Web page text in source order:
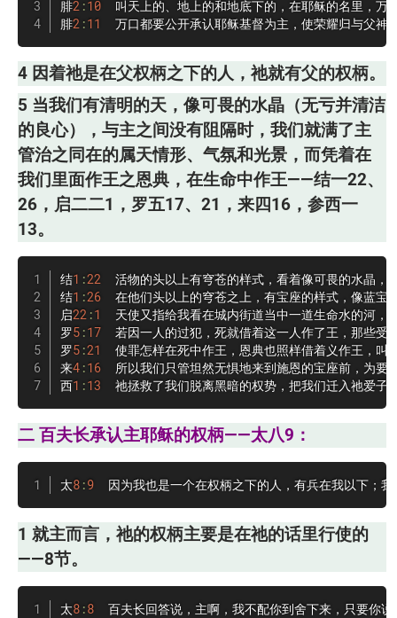
腓2 :10
叫天上的、地上的和地底下的，在耶稣的名里，万
腓2 :11
万口都要公开承认耶稣基督为主，使荣耀归与父神
4 因着祂是在父权柄之下的人，祂就有父的权柄。
5 当我们有清明的天，像可畏的水晶（无亏并清洁
的良心），与主之间没有阻隔时，我们就满了主
管治之同在的属天情形、气氛和光景，而凭着在
我们里面作王之恩典，在生命中作王——结一22、
26，启二二1，罗五17、21，来四16，参西一
13。
结1 :22
活物的头以上有穹苍的样式，看着像可畏的水晶，
结1 :26
在他们头以上的穹苍之上，有宝座的样式，像蓝宝
启22 :1
天使又指给我看在城内街道当中一道生命水的河，
罗5 :17
若因一人的过犯，死就借着这一人作了王，那些受
罗5 :21
使罪怎样在死中作王，恩典也照样借着义作王，叫
来4 :16
所以我们只管坦然无惧地来到施恩的宝座前，为要
西1 :13
祂拯救了我们脱离黑暗的权势，把我们迁入祂爱子
二 百夫长承认主耶稣的权柄——太八9：
太8 :9
因为我也是一个在权柄之下的人，有兵在我以下；
1 就主而言，祂的权柄主要是在祂的话里行使的
——8节。
太8 :8
百夫长回答说，主啊，我不配你到舍下来，只要你